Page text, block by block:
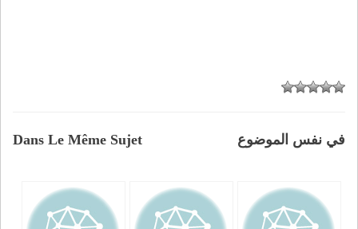
Dans Le Même Sujet في نفس الموضوع